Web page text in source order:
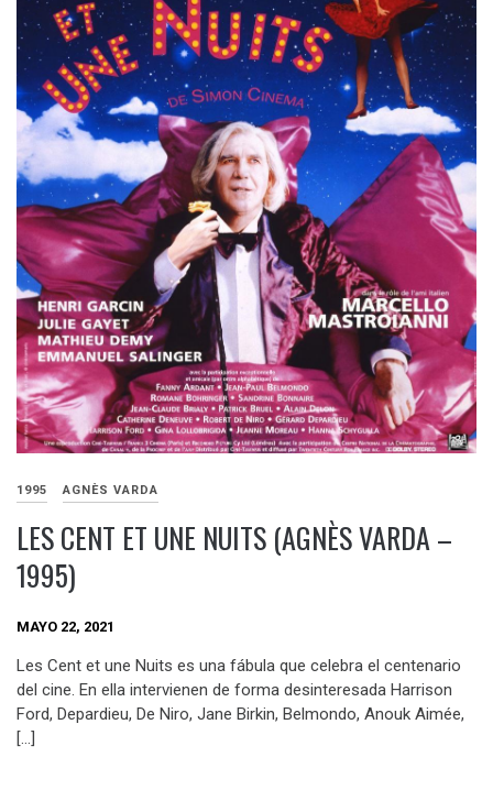
1995 AGNÈS VARDA
LES CENT ET UNE NUITS (AGNÈS VARDA –
1995)
MAYO 22, 2021
Les Cent et une Nuits es una fábula que celebra el centenario
del cine. En ella intervienen de forma desinteresada Harrison
Ford, Depardieu, De Niro, Jane Birkin, Belmondo, Anouk Aimée,
[…]